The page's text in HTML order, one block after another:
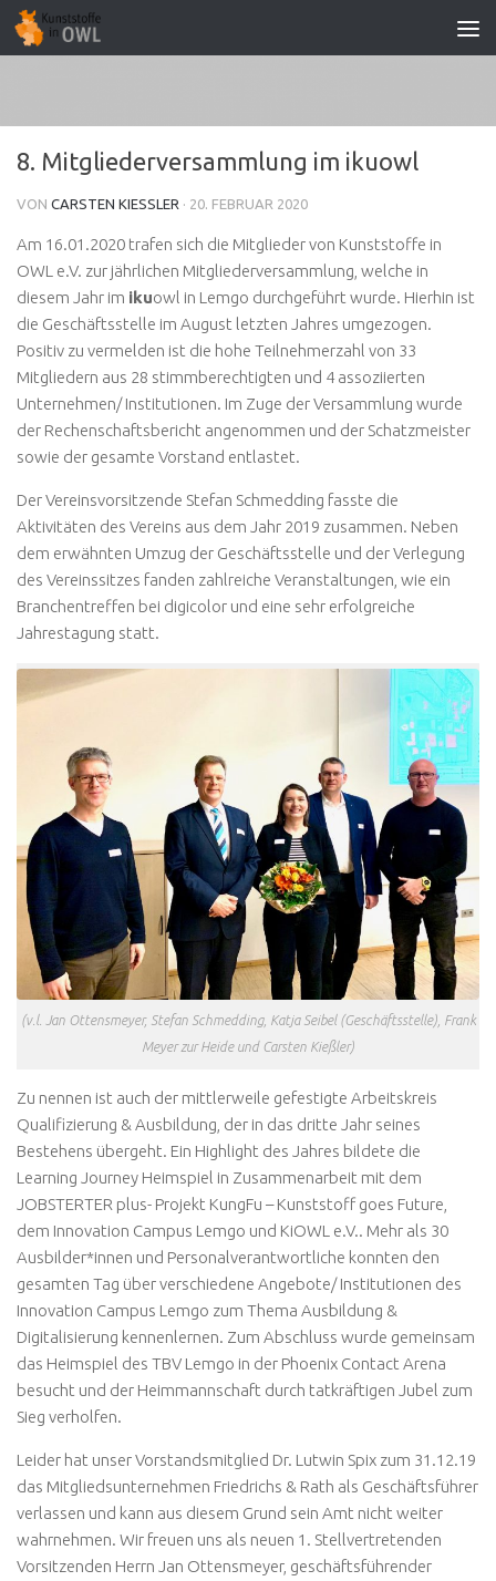
Zum Inhalt springen
8. Mitgliederversammlung im ikuowl
VON CARSTEN KIESSLER · 20. FEBRUAR 2020
Am 16.01.2020 trafen sich die Mitglieder von Kunststoffe in
OWL e.V. zur jährlichen Mitgliederversammlung, welche in
diesem Jahr im ikuowl in Lemgo durchgeführt wurde. Hierhin ist
die Geschäftsstelle im August letzten Jahres umgezogen.
Positiv zu vermelden ist die hohe Teilnehmerzahl von 33
Mitgliedern aus 28 stimmberechtigten und 4 assoziierten
Unternehmen/ Institutionen. Im Zuge der Versammlung wurde
der Rechenschaftsbericht angenommen und der Schatzmeister
sowie der gesamte Vorstand entlastet.
Der Vereinsvorsitzende Stefan Schmedding fasste die
Aktivitäten des Vereins aus dem Jahr 2019 zusammen. Neben
dem erwähnten Umzug der Geschäftsstelle und der Verlegung
des Vereinssitzes fanden zahlreiche Veranstaltungen, wie ein
Branchentreffen bei digicolor und eine sehr erfolgreiche
Jahrestagung statt.
(v.l. Jan Ottensmeyer, Stefan Schmedding, Katja Seibel (Geschäftsstelle), Frank
Meyer zur Heide und Carsten Kießler)
Zu nennen ist auch der mittlerweile gefestigte Arbeitskreis
Qualifizierung & Ausbildung, der in das dritte Jahr seines
Bestehens übergeht. Ein Highlight des Jahres bildete die
Learning Journey Heimspiel in Zusammenarbeit mit dem
JOBSTERTER plus- Projekt KungFu – Kunststoff goes Future,
dem Innovation Campus Lemgo und KiOWL e.V.. Mehr als 30
Ausbilder*innen und Personalverantwortliche konnten den
gesamten Tag über verschiedene Angebote/ Institutionen des
Innovation Campus Lemgo zum Thema Ausbildung &
Digitalisierung kennenlernen. Zum Abschluss wurde gemeinsam
das Heimspiel des TBV Lemgo in der Phoenix Contact Arena
besucht und der Heimmannschaft durch tatkräftigen Jubel zum
Sieg verholfen.
Leider hat unser Vorstandsmitglied Dr. Lutwin Spix zum 31.12.19
das Mitgliedsunternehmen Friedrichs & Rath als Geschäftsführer
verlassen und kann aus diesem Grund sein Amt nicht weiter
wahrnehmen. Wir freuen uns als neuen 1. Stellvertretenden
Vorsitzenden Herrn Jan Ottensmeyer, geschäftsführender